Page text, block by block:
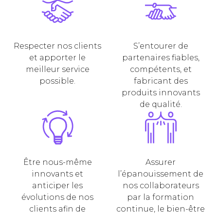
Respecter nos clients
et apporter le
meilleur service
possible.
S’entourer de
partenaires fiables,
compétents, et
fabricant des
produits innovants
de qualité.
Être nous-même
innovants et
anticiper les
évolutions de nos
clients afin de
Assurer
l’épanouissement de
nos collaborateurs
par la formation
continue, le bien-être